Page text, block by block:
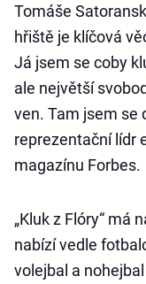
Tomáše
hřiště je klíčová
Já jsem se coby
ale největší
ven. Tam jsem se
reprezentační lídr
magazínu Forbes.
„Kluk z Flóry“ má
nabízí vedle
volejbal a